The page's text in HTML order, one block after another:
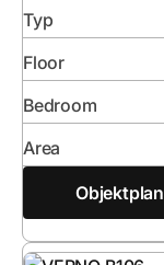
Typ
Floor
Bedroom
Area
Objektplan